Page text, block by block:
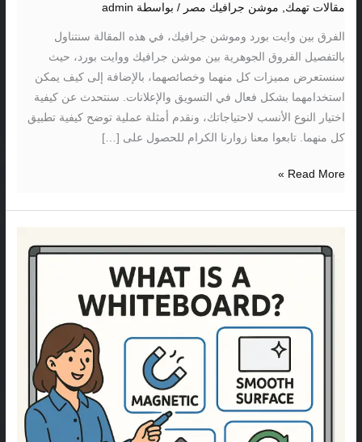
مقالات تهمك موشن جرافيك مصر / بواسطة admin
الفرق بين وايت بورد وموشن جرافيك، في هذه المقالة سنتناول
بالتفصيل الفروق الجوهرية بين موشن جرافيك ووايت بورد، حيث
سنستعرض مميزات كل منهما وخصائصهما، بالإضافة إلى كيف يمكن
استخدامهما بشكل فعال في التسويق والإعلانات. سنتحدث عن كيفية
اختيار النوع الأنسب لاحتياجاتك، ونقدم أمثلة عملية توضح كيفية تطبيق
كل منهما. تابعوا معنا زوارنا الكرام للحصول على […]
Read More »
هو